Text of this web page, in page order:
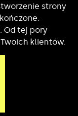
strony
Od tej pory
klientów.